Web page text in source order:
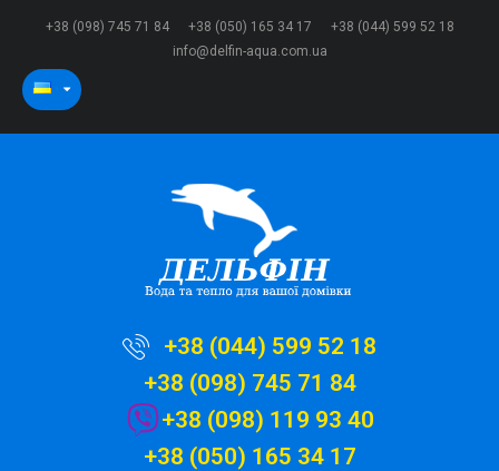
+38 (098) 745 71 84 +38 (050) 165 34 17
+38 (044) 599 52 18
info@delfin-aqua.com.ua
+38 (044) 599 52 18
+38 (098) 745 71 84
+38 (098) 119 93 40
+38 (050) 165 34 17